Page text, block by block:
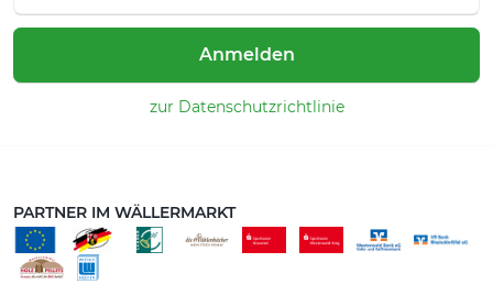
Anmelden
zur Datenschutzrichtlinie
PARTNER IM WÄLLERMARKT